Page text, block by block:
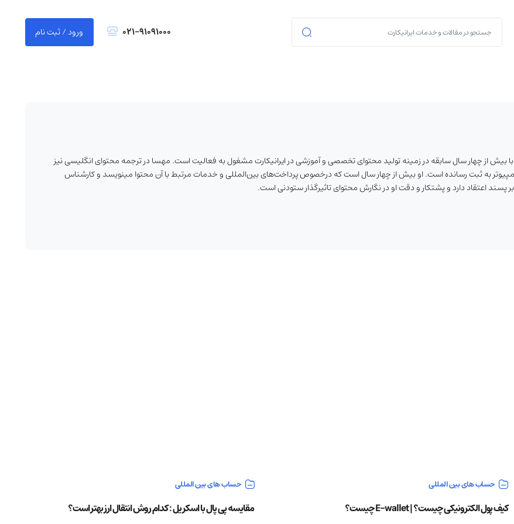
021-91091000 ورود / ثبت نام
از چهار سال سابقه در زمینه تولید محتوای تخصصی و آموزشی در ایرانیکارت مشغول به فعالیت است. مهسا در ترجمه محتوای انگلیسی نیز
به ثبت رسانده است. او بیش از چهار سال است که درخصوص پرداخت‌های بین‌المللی و خدمات مرتبط با آن محتوا مینویسد و کارشناس
اعتقاد دارد و پشتکار و دقت او در نگارش محتوای تاثیرگذار ستودنی است.
حساب های بین المللی
کیف پول الکترونیکی چیست؟ | E-wallet چیست؟
حساب های بین المللی
مقایسه پی پال با اسکریل : کدام روش انتقال ارز بهتر است؟